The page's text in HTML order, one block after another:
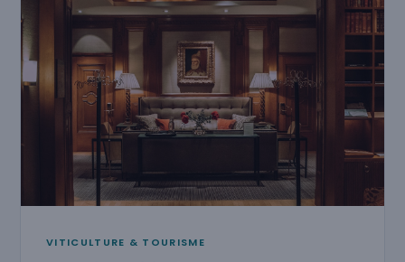
VITICULTURE & TOURISME